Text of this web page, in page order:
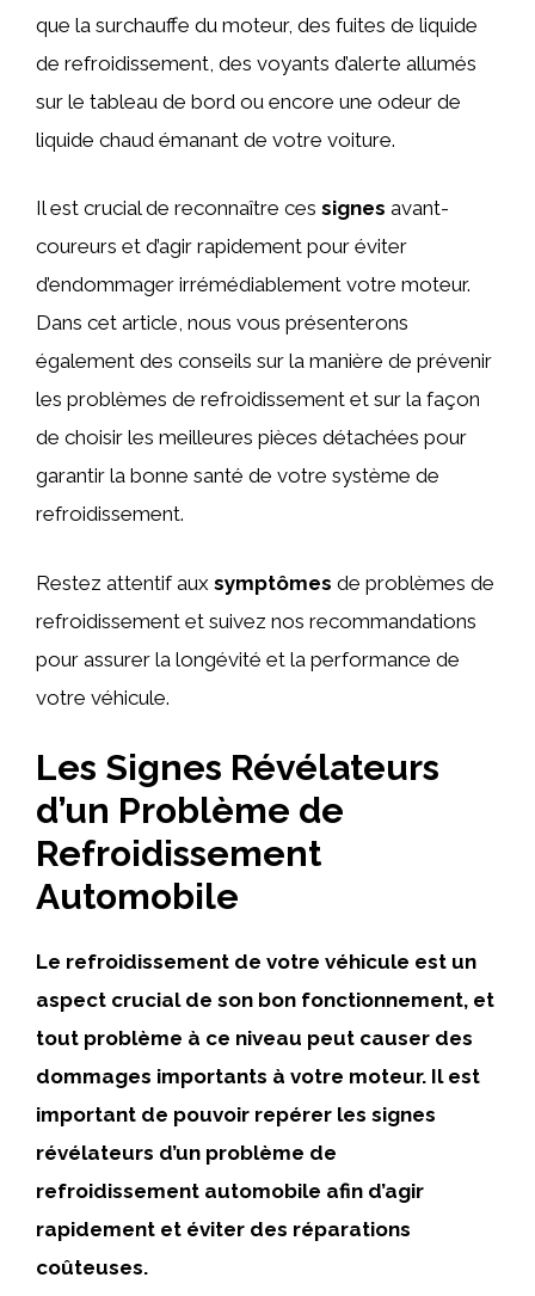
que la surchauffe du moteur, des fuites de liquide
de refroidissement, des voyants d’alerte allumés
sur le tableau de bord ou encore une odeur de
liquide chaud émanant de votre voiture.
Il est crucial de reconnaître ces signes avant-
coureurs et d’agir rapidement pour éviter
d’endommager irrémédiablement votre moteur.
Dans cet article, nous vous présenterons
également des conseils sur la manière de prévenir
les problèmes de refroidissement et sur la façon
de choisir les meilleures pièces détachées pour
garantir la bonne santé de votre système de
refroidissement.
Restez attentif aux symptômes de problèmes de
refroidissement et suivez nos recommandations
pour assurer la longévité et la performance de
votre véhicule.
Les Signes Révélateurs
d’un Problème de
Refroidissement
Automobile
Le refroidissement de votre véhicule est un
aspect crucial de son bon fonctionnement, et
tout problème à ce niveau peut causer des
dommages importants à votre moteur. Il est
important de pouvoir repérer les signes
révélateurs d’un problème de
refroidissement automobile afin d’agir
rapidement et éviter des réparations
coûteuses.